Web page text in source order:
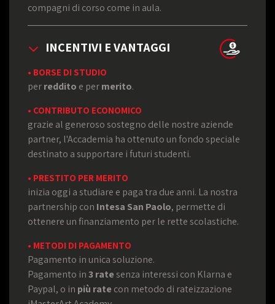
compagni di corso come in aula.
INCENTIVI E VANTAGGI
• BORSE DI STUDIO
perreddito e permerito.
• CONTRIBUTO ECONOMICO
grazie al generoso sostegno delle nostre aziende
partner, l'Accademia ha ottenuto un fondo speciale
destinato a supportare i futuri studenti.
• PRESTITO PER MERITO
inizia oggi a studiare e paga tra due anni. La nostra
partnership con Intesa San Paolo, permette di
ottenere un finanziamento per le rette scolastiche.
• METODI DI PAGAMENTO
Pagamento in unica soluzione.
Pagamento in3 ratesenza interessi con Klarna e
Paypal, o in più rate con metodo di rateizzazione